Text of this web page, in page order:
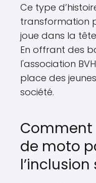
Ce type
transformation
joue dans la
En offrant des
l'association
place des
société.
de moto